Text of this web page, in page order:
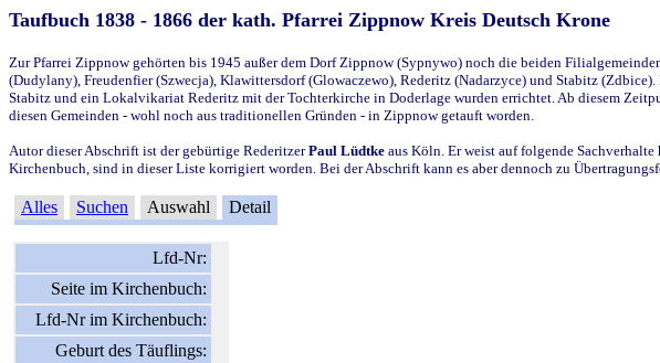
Taufbuch 1838 - 1866 der kath. Pfarrei Zippnow Kreis Deutsch Krone
Zur Pfarrei Zippnow gehörten bis 1945 außer dem Dorf Zippnow (Sypnywo) noch die beiden
(Dudylany), Freudenfier (Szwecja), Klawittersdorf (Glowaczewo), Rederitz (Nadarzyce) und Stabitz
Stabitz und ein Lokalvikariat Rederitz mit der Tochterkirche in Doderlage wurden errichtet. Ab diesem
diesen Gemeinden - wohl noch aus traditionellen Gründen - in Zippnow getauft worden.
Autor dieser Abschrift ist der gebürtige RederitzerPaul Lüdtke aus Köln. Er weist auf folgende
Kirchenbuch, sind in dieser Liste korrigiert worden. Bei der Abschrift kann es aber dennoch zu
Alles Suchen Auswahl Detail
Lfd-Nr:
Seite im Kirchenbuch:
Lfd-Nr im Kirchenbuch:
Geburt des Täuflings: